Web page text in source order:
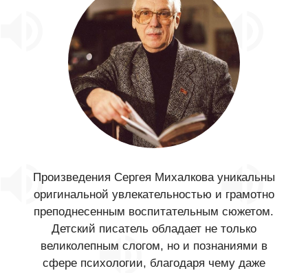
Произведения Сергея Михалкова уникальны
оригинальной увлекательностью и грамотно
преподнесенным воспитательным сюжетом.
Детский писатель обладает не только
великолепным слогом, но и познаниями в
сфере психологии, благодаря чему даже